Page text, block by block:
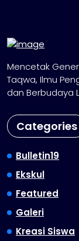
Mencetak
Taqwa, Ilmu
dan Berbudaya
Categories
Bulletin19
Ekskul
Featured
Galeri
Kreasi Siswa